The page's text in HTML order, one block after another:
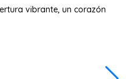
vibrante, un corazón